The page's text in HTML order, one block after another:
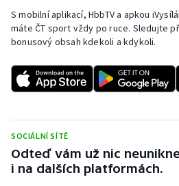
S mobilní aplikací, HbbTV a apkou
máte ČT sport vždy po ruce. Sledujte
bonusový obsah kdekoli a kdykoli.
SOCIÁLNÍ SÍTĚ
Odteď vám už nic
i na dalších platformách.